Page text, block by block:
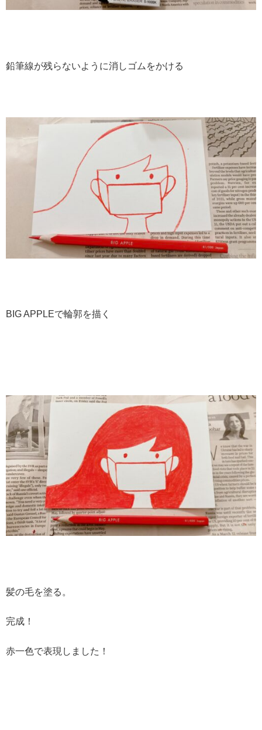
鉛筆線が残らないように消しゴムをかける
BIG APPLEで輪郭を描く
髪の毛を塗る。
完成！
赤一色で表現しました！